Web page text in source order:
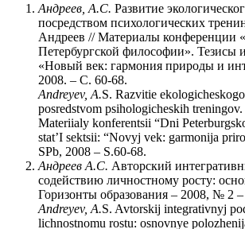
Андреев, А.С. Развитие
посредством психологических
Андреев // Материалы конференции
Петербургской философии». Тезисы
«Новый век: гармония природы и
2008. – С. 60-68.
Andreyev, A.S. Razvitie
posredstvom psihologicheskih
Materiialy konferentsii “Dni
stat’I sektsii: “Novyj vek: garmonija
SPb, 2008 – S.60-68.
Андреев А.С. Авторский
содействию личностному росту:
Горизонты образования – 2008, № 2
Andreyev, A.S. Avtorskij integrativnyj
lichnostnomu rostu: osnovnye